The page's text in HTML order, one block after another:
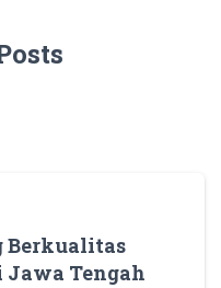
Berkualitas
Tengah